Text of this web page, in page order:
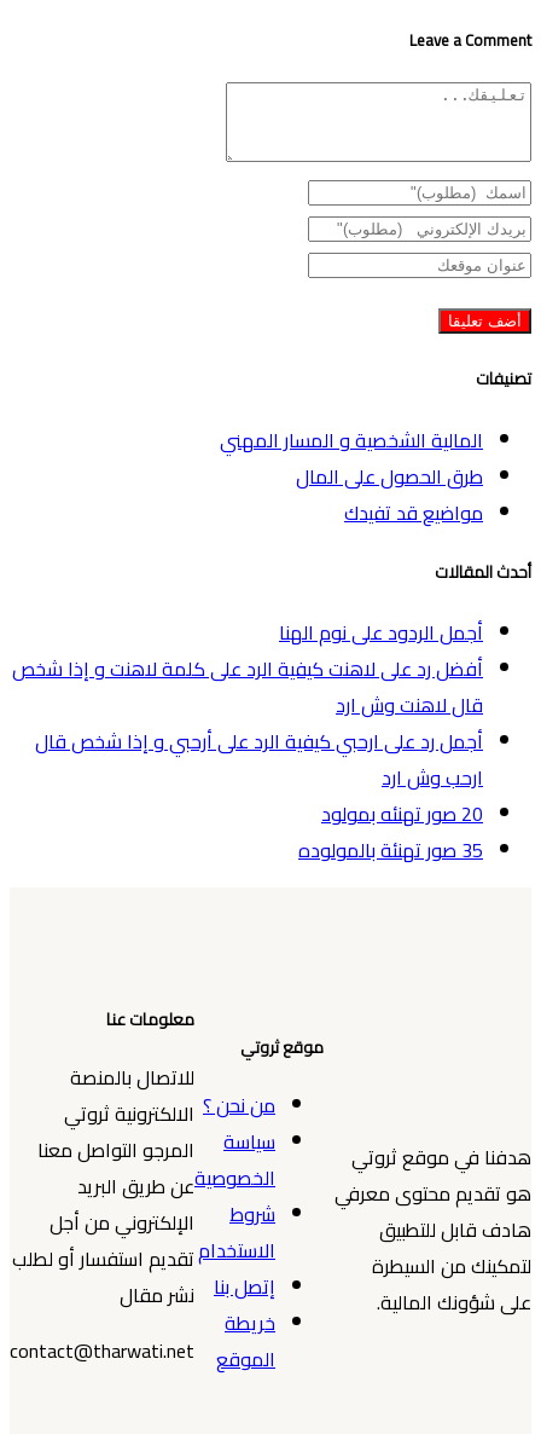
Leave a Comment
تصنيفات
المالية الشخصية و المسار المهني
طرق الحصول على المال
مواضيع قد تفيدك
أحدث المقالات
أجمل الردود على نوم الهنا
أفضل رد على لاهنت كيفية الرد على كلمة لاهنت و إذا شخص
قال لاهنت وش ارد
أجمل رد على ارحبي كيفية الرد على أرحبي و إذا شخص قال
ارحب وش ارد
20 صور تهنئه بمولود
35 صور تهنئة بالمولوده
هدفنا في موقع ثروتي
هو تقديم محتوى معرفي
هادف قابل للتطبيق
لتمكينك من السيطرة
على شؤونك المالية.
موقع ثروتي
من نحن ؟
سياسة
الخصوصية
شروط
الاستخدام
إتصل بنا
خريطة
الموقع
معلومات عنا
للاتصال بالمنصة
الالكترونية ثروتي
المرجو التواصل معنا
عن طريق البريد
الإلكتروني من أجل
تقديم استفسار أو لطلب
نشر مقال
contact@tharwati.net